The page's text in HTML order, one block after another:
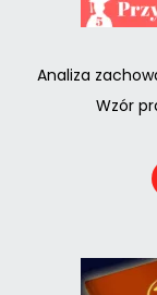
Analiza
Wzór